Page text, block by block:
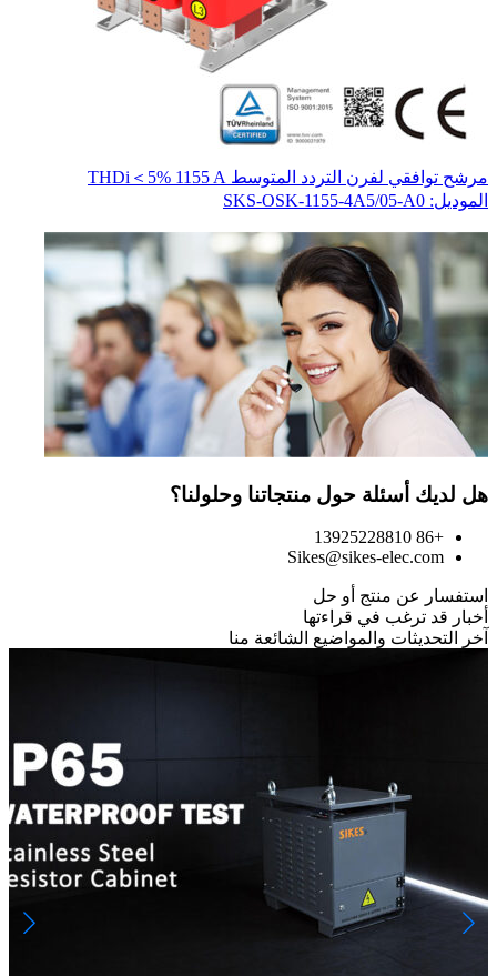
مرشح توافقي لفرن التردد المتوسط THDi＜5% 1155 A
الموديل: SKS-OSK-1155-4A5/05-A0
هل لديك أسئلة حول منتجاتنا وحلولنا؟
+86 13925228810
Sikes@sikes-elec.com
استفسار عن منتج أو حل
أخبار قد ترغب في قراءتها
آخر التحديثات والمواضيع الشائعة منا